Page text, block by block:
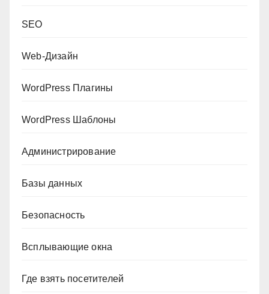
SEO
Web-Дизайн
WordPress Плагины
WordPress Шаблоны
Администрирование
Базы данных
Безопасность
Всплывающие окна
Где взять посетителей